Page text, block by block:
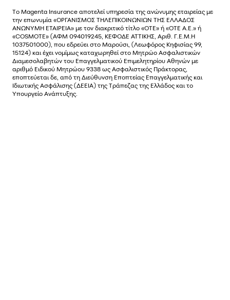
Το Magenta Insurance αποτελεί υπηρεσία της ανώνυµης εταιρείας µε
την επωνυµία «ΟΡΓΑΝΙΣΜΟΣ ΤΗΛΕΠΙΚΟΙΝΩΝΙΩΝ ΤΗΣ ΕΛΛΑΔΟΣ
ΑΝΩΝΥΜΗ ΕΤΑΙΡΕΙΑ» µε τον διακριτικό τίτλο «OTE» ή «ΟΤΕ Α.Ε.» ή
«COSMOTE» (ΑΦΜ 094019245, ΚΕΦΟΔΕ ΑΤΤΙΚΗΣ, Αριθ. Γ.Ε.Μ.Η
1037501000), που εδρεύει στο Μαρούσι, (Λεωφόρος Κηφισίας 99,
15124) και έχει νοµίµως καταχωρηθεί στο Μητρώο Ασφαλιστικών
Διαµεσολαβητών του Επαγγελµατικού Επιµελητηρίου Αθηνών µε
αριθµό Ειδικού Μητρώου 9338 ως Ασφαλιστικός Πράκτορας,
εποπτεύεται δε, από τη Διεύθυνση Εποπτείας Επαγγελματικής και
Ιδιωτικής Ασφάλισης (ΔΕΕΙΑ) της Τράπεζας της Ελλάδος και το
Υπουργείο Ανάπτυξης.